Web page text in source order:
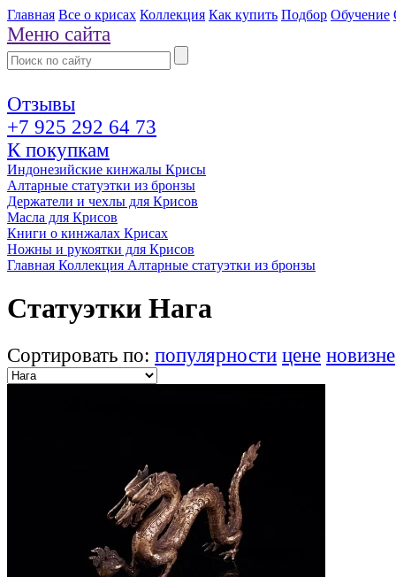
Главная Все о крисах Коллекция Как купить Подбор Обучение
Меню сайта
Отзывы
+7 925 292 64 73
К покупкам
Индонезийские кинжалы Крисы
Алтарные статуэтки из бронзы
Держатели и чехлы для Крисов
Масла для Крисов
Книги о кинжалах Крисах
Ножны и рукоятки для Крисов
Главная Коллекция Алтарные статуэтки из бронзы
Статуэтки Нага
Сортировать по: популярности цене новизне